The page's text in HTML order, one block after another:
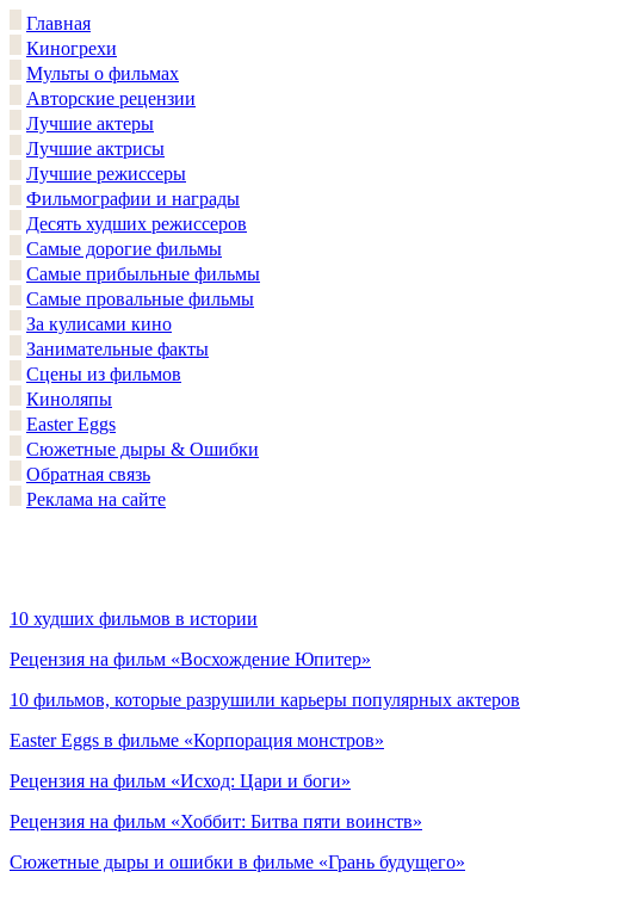
Главная
Киногрехи
Мульты о фильмах
Авторские рецензии
Лучшие актеры
Лучшие актрисы
Лучшие режиссеры
Фильмографии и награды
Десять худших режиссеров
Самые дорогие фильмы
Самые прибыльные фильмы
Самые провальные фильмы
За кулисами кино
Занимательные факты
Сцены из фильмов
Киноляпы
Easter Eggs
Сюжетные дыры & Ошибки
Обратная связь
Реклама на сайте
10 худших фильмов в истории
Рецензия на фильм «Восхождение Юпитер»
10 фильмов, которые разрушили карьеры популярных актеров
Easter Eggs в фильме «Корпорация монстров»
Рецензия на фильм «Исход: Цари и боги»
Рецензия на фильм «Хоббит: Битва пяти воинств»
Сюжетные дыры и ошибки в фильме «Грань будущего»